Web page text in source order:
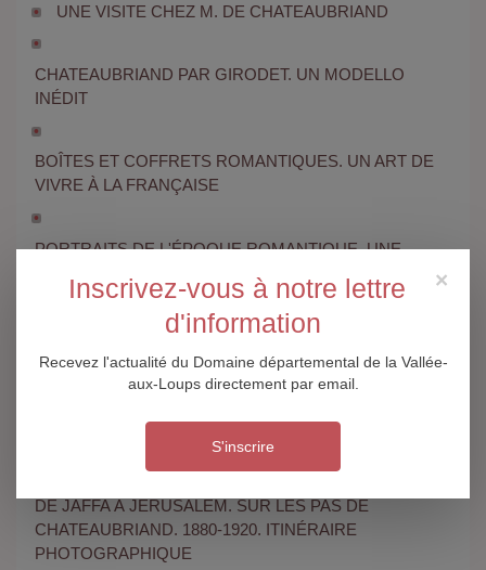
×
Inscrivez-vous à notre lettre
d'information
Recevez l'actualité du Domaine départemental de la Vallée-
aux-Loups directement par email.
S'inscrire
UNE VISITE CHEZ M. DE CHATEAUBRIAND
CHATEAUBRIAND PAR GIRODET. UN MODELLO
INÉDIT
BOÎTES ET COFFRETS ROMANTIQUES. UN ART DE
VIVRE À LA FRANÇAISE
PORTRAITS DE L'ÉPOQUE ROMANTIQUE. UNE
PORTRAITS DE L'ÉPOQUE ROMANTIQUE. UNE
PASSION DE COLLECTIONNEUR (BROCHURE)
TREASURE OF THE HOLY SEPULCHRE
DE JAFFA À JÉRUSALEM. SUR LES PAS DE
CHATEAUBRIAND. 1880-1920. ITINÉRAIRE
PHOTOGRAPHIQUE